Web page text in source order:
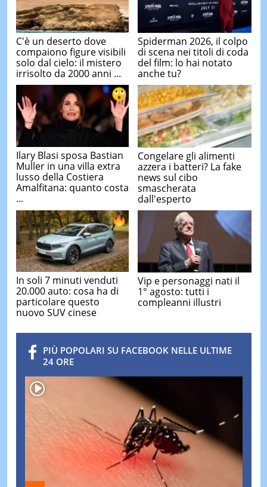
C'è un deserto dove
compaiono figure visibili
solo dal cielo: il mistero
irrisolto da 2000 anni ...
Spiderman 2026, il colpo
di scena nei titoli di coda
del film: lo hai notato
anche tu?
Ilary Blasi sposa Bastian
Muller in una villa extra
lusso della Costiera
Amalfitana: quanto costa
...
Congelare gli alimenti
azzera i batteri? La fake
news sul cibo
smascherata
dall'esperto
In soli 7 minuti venduti
20.000 auto: cosa ha di
particolare questo
nuovo SUV cinese
Vip e personaggi nati il
1° agosto: tutti i
compleanni illustri
PIÙ POPOLARI SU FACEBOOK NELLE ULTIME
24 ORE